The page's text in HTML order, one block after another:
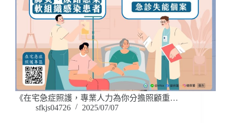
《在宅急症照護，專業人力為你分擔照顧重…
sfkjs04726
2025/07/07